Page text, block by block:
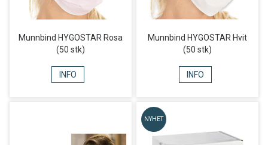
Munnbind HYGOSTAR Rosa
(50 stk)
INFO
Munnbind HYGOSTAR Hvit
(50 stk)
INFO
NYHET